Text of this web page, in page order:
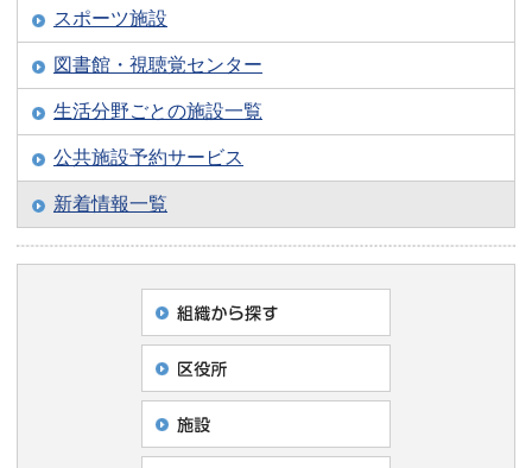
スポーツ施設
図書館・視聴覚センター
生活分野ごとの施設一覧
公共施設予約サービス
新着情報一覧